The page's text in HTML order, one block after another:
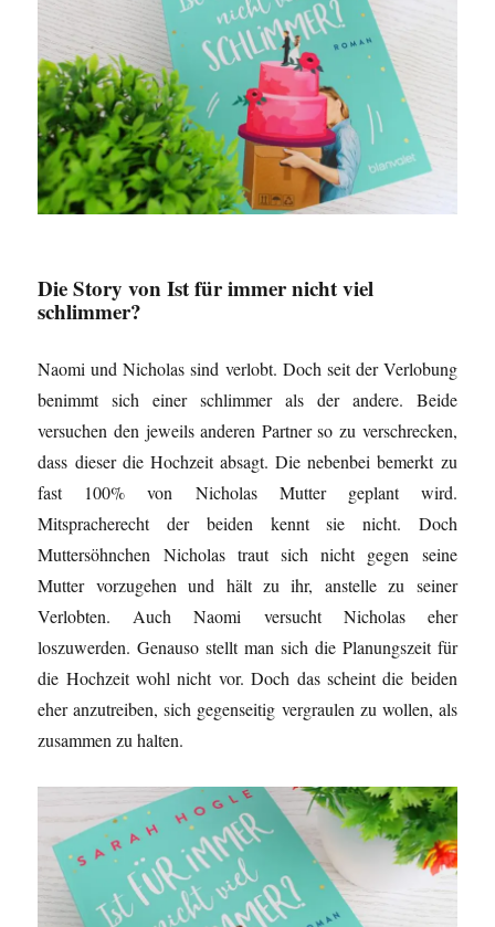
Die Story von Ist für immer nicht viel
schlimmer?
Naomi und Nicholas sind verlobt. Doch seit der Verlobung
benimmt sich einer schlimmer als der andere. Beide
versuchen den jeweils anderen Partner so zu verschrecken,
dass dieser die Hochzeit absagt. Die nebenbei bemerkt zu
fast 100% von Nicholas Mutter geplant wird.
Mitspracherecht der beiden kennt sie nicht. Doch
Muttersöhnchen Nicholas traut sich nicht gegen seine
Mutter vorzugehen und hält zu ihr, anstelle zu seiner
Verlobten. Auch Naomi versucht Nicholas eher
loszuwerden. Genauso stellt man sich die Planungszeit für
die Hochzeit wohl nicht vor. Doch das scheint die beiden
eher anzutreiben, sich gegenseitig vergraulen zu wollen, als
zusammen zu halten.